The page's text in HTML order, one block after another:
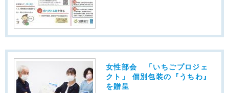
女性部会 「いちごプロジェ
クト」 個別包装の『うちわ』
を贈呈